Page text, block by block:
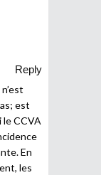
Reply
est
le CCVA
En
les